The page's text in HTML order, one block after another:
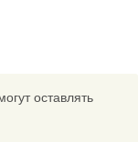
оставлять